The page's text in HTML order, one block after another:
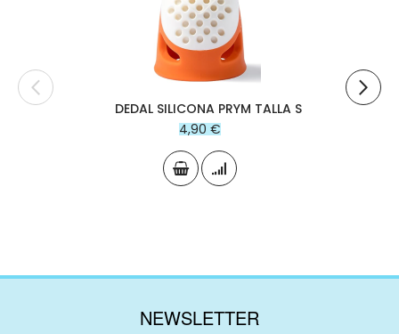
DEDAL SILICONA PRYM TALLA S
4,90 €
NEWSLETTER